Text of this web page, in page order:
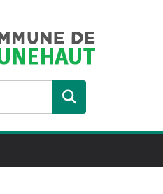
Rechercher